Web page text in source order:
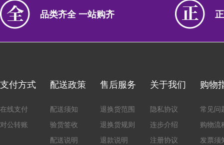
品类齐全 一站购齐
支付方式
在线支付
对公转账
配送政策
配送须知
验货签收
配送说明
售后服务
退换货范围
退换货规则
退款说明
关于我们
隐私协议
连步介绍
注册协议
购物
常见问
购物流
发票须